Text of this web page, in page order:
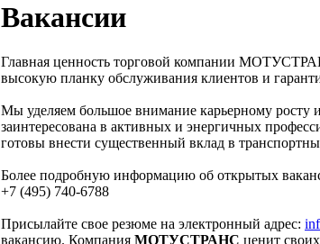
Вакансии
Главная ценность торговой компании
высокую планку обслуживания клиентов и
Мы уделяем большое внимание карьерному
заинтересована в активных и энергичных
готовы внести существенный вклад в
Более подробную информацию об открытых
+7 (495) 740-6788
Присылайте свое резюме на электронный адрес:
вакансию. Компания МОТУСТРАНС ценит